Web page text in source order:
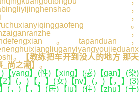
，
，
。
，
。tapanduan，
。
【教练把车开到没人的地方 那天
尚之潮】 。
】(性)【xing】(感)【gan】(染)
2】(，)【，】(女)【nv】(，)【，】(3)
(，)【，】(居)【ju】(住)【zhu】(于)